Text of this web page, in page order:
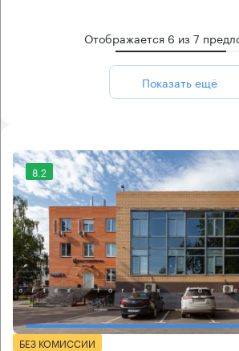
Отображается 6 из7
Показать ещё
8.2
БЕЗ КОМИССИИ